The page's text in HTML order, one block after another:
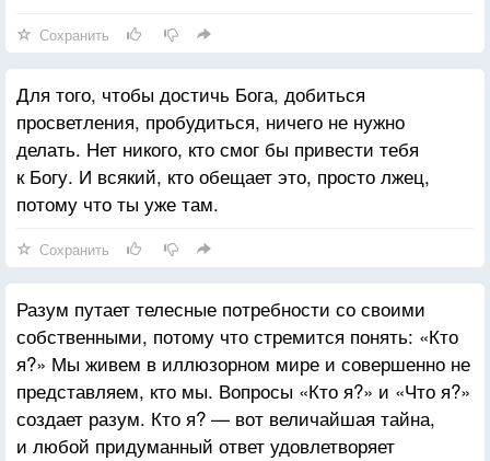
Сохранить
Для того, чтобы достичь Бога, добиться
просветления, пробудиться, ничего не нужно
делать. Нет никого, кто смог бы привести тебя
к Богу. И всякий, кто обещает это, просто лжец,
потому что ты уже там.
Сохранить
Разум путает телесные потребности со своими
собственными, потому что стремится понять: «Кто
я?» Мы живем в иллюзорном мире и совершенно не
представляем, кто мы. Вопросы «Кто я?» и «Что я?»
создает разум. Кто я? — вот величайшая тайна,
и любой придуманный ответ удовлетворяет